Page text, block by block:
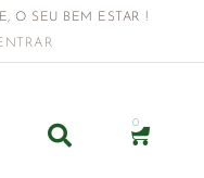
O SEU BEM ESTAR !
0